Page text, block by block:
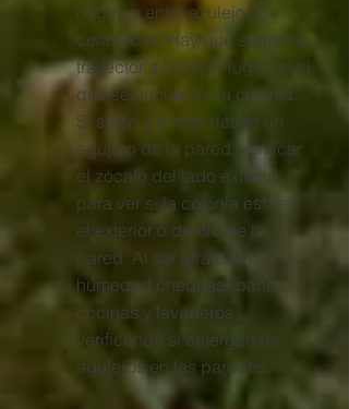
originan entre azulejos o
cerámicas. Hay que seguir la
trayectoria hasta el lugar en el
que se encuentra la colonia.
Si salen y entran desde un
agujero de la pared, verificar
el zócalo del lado externo
para ver si la colonia está en
el exterior o dentro de la
pared. Al ser atraídas por la
humedad chequear baños,
cocinas y lavaderos
verificando si emergen de
agujeros en las paredes.